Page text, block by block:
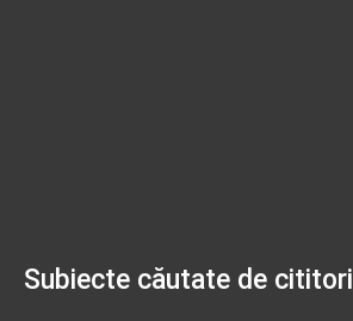
Subiecte căutate de cititori